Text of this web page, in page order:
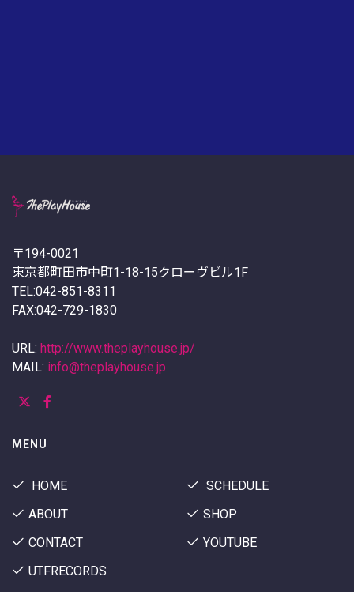
〒194-0021
東京都町田市中町1-18-15クローヴビル1F
TEL:042-851-8311
FAX:042-729-1830
URL: http://www.theplayhouse.jp/
MAIL: info@theplayhouse.jp
MENU
HOME
SCHEDULE
ABOUT
SHOP
CONTACT
YOUTUBE
UTFRECORDS